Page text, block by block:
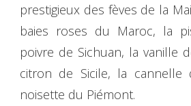
prestigieux des fèves de la
baies roses du Maroc, la
poivre de Sichuan, la vanille
citron de Sicile, la cannelle
noisette du Piémont.